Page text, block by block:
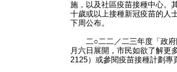
施，以及社區疫苗接種中心。
十歲或以上接種新冠疫苗的人
下周公布。
二○二二／二三年度「政府
月六日展開，市民如欲了解更
2125）或參閱疫苗接種計劃專